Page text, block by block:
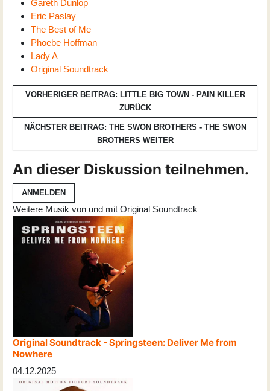
Gareth Dunlop
Eric Paslay
The Best of Me
Phoebe Hoffman
Lady A
Original Soundtrack
VORHERIGER BEITRAG: LITTLE BIG TOWN - PAIN KILLER
ZURÜCK
NÄCHSTER BEITRAG: THE SWON BROTHERS - THE SWON
BROTHERS WEITER
An dieser Diskussion teilnehmen.
ANMELDEN
Weitere Musik von und mit Original Soundtrack
Original Soundtrack - Springsteen: Deliver Me from
Nowhere
04.12.2025